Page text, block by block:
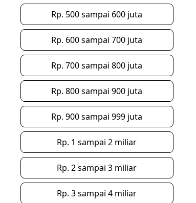
Rp. 500 sampai 600 juta
Rp. 600 sampai 700 juta
Rp. 700 sampai 800 juta
Rp. 800 sampai 900 juta
Rp. 900 sampai 999 juta
Rp. 1 sampai 2 miliar
Rp. 2 sampai 3 miliar
Rp. 3 sampai 4 miliar